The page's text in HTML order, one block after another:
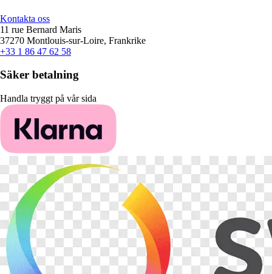
Kontakta oss
11 rue Bernard Maris
37270 Montlouis-sur-Loire, Frankrike
+33 1 86 47 62 58
Säker betalning
Handla tryggt på vår sida